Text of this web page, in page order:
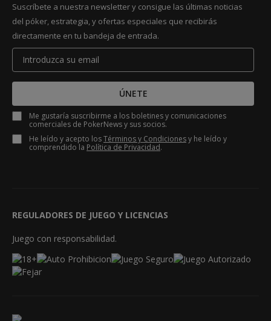
Suscríbete a nuestra newsletter y consigue las últimas noticias
del póker, estrategia, y ofertas especiales que recibirás
directamente en tu bandeja de entrada.
ÚNETE
Me gustaría suscribirme a los boletines y comunicaciones
comerciales de PokerNews y sus socios.
He leído y acepto losTérminos y Condicionesy he leído y
comprendido la Política de Privacidad.
REGULADORES DE JUEGO Y LICENCIAS
Juego con responsabilidad.